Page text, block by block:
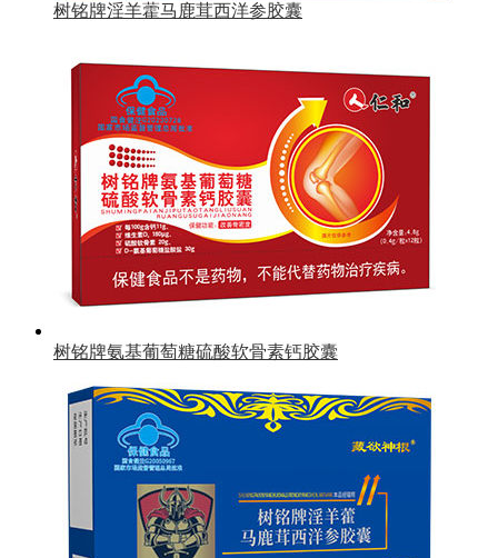
树铭牌淫羊藿马鹿茸西洋参胶囊
树铭牌氨基葡萄糖硫酸软骨素钙胶囊